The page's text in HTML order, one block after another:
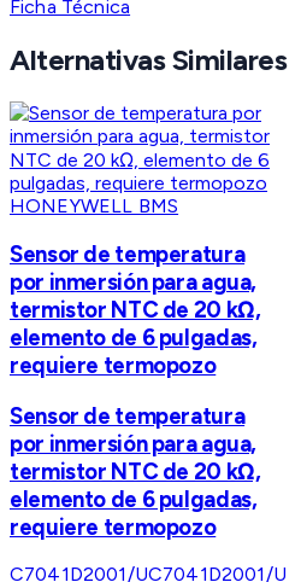
Ficha Técnica
Alternativas Similares
HONEYWELL BMS
Sensor de temperatura
por inmersión para agua,
termistor NTC de 20 kΩ,
elemento de 6 pulgadas,
requiere termopozo
Sensor de temperatura
por inmersión para agua,
termistor NTC de 20 kΩ,
elemento de 6 pulgadas,
requiere termopozo
C7041D2001/UC7041D2001/U